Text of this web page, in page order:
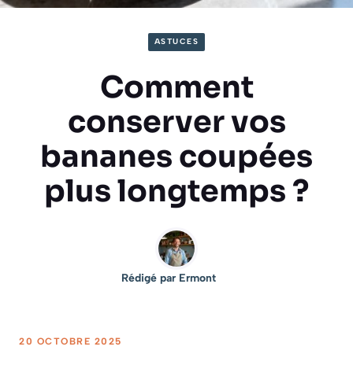
ASTUCES
Comment
conserver vos
bananes coupées
plus longtemps ?
Rédigé par Ermont
20 OCTOBRE 2025